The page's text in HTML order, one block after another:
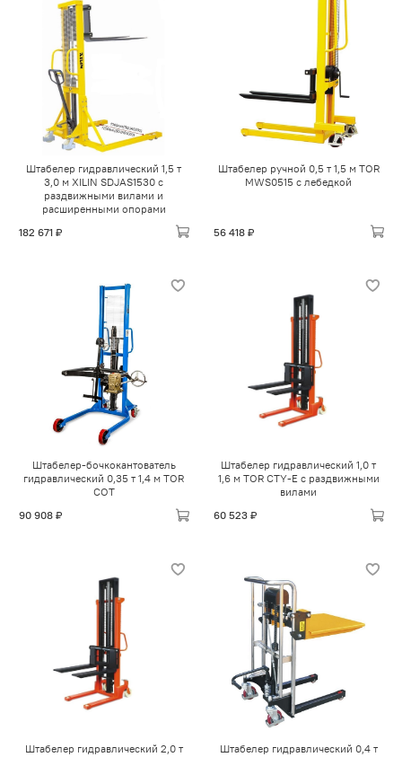
Штабелер гидравлический 1,5 т
3,0 м XILIN SDJAS1530 с
раздвижными вилами и
расширенными опорами
182 671 ₽
Штабелер ручной 0,5 т 1,5 м TOR
MWS0515 с лебедкой
56 418 ₽
Штабелер-бочкокантователь
гидравлический 0,35 т 1,4 м TOR
COT
90 908 ₽
Штабелер гидравлический 1,0 т
1,6 м TOR CTY-E с раздвижными
вилами
60 523 ₽
Штабелер гидравлический 2,0 т
Штабелер гидравлический 0,4 т